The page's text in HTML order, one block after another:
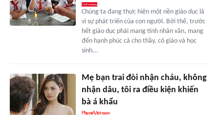
Chúng ta đang thực hiện một nền giáo dục là
vì sự phát triển của con người. Bởi thế, trước
hết giáo dục phải mang tính nhân văn, mang
đến hạnh phúc cả cho thầy, cô giáo và học
sinh...
Mẹ bạn trai đòi nhận cháu, không
nhận dâu, tôi ra điều kiện khiến
bà á khẩu